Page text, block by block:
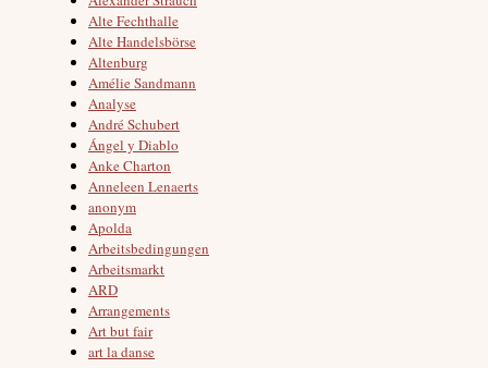
Alte Fechthalle
Alte Handelsbörse
Altenburg
Amélie Sandmann
Analyse
André Schubert
Ángel y Diablo
Anke Charton
Anneleen Lenaerts
anonym
Apolda
Arbeitsbedingungen
Arbeitsmarkt
ARD
Arrangements
Art but fair
art la danse